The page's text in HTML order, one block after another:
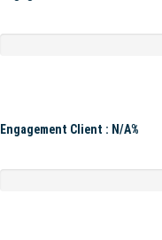
Engagement Client : N/A%